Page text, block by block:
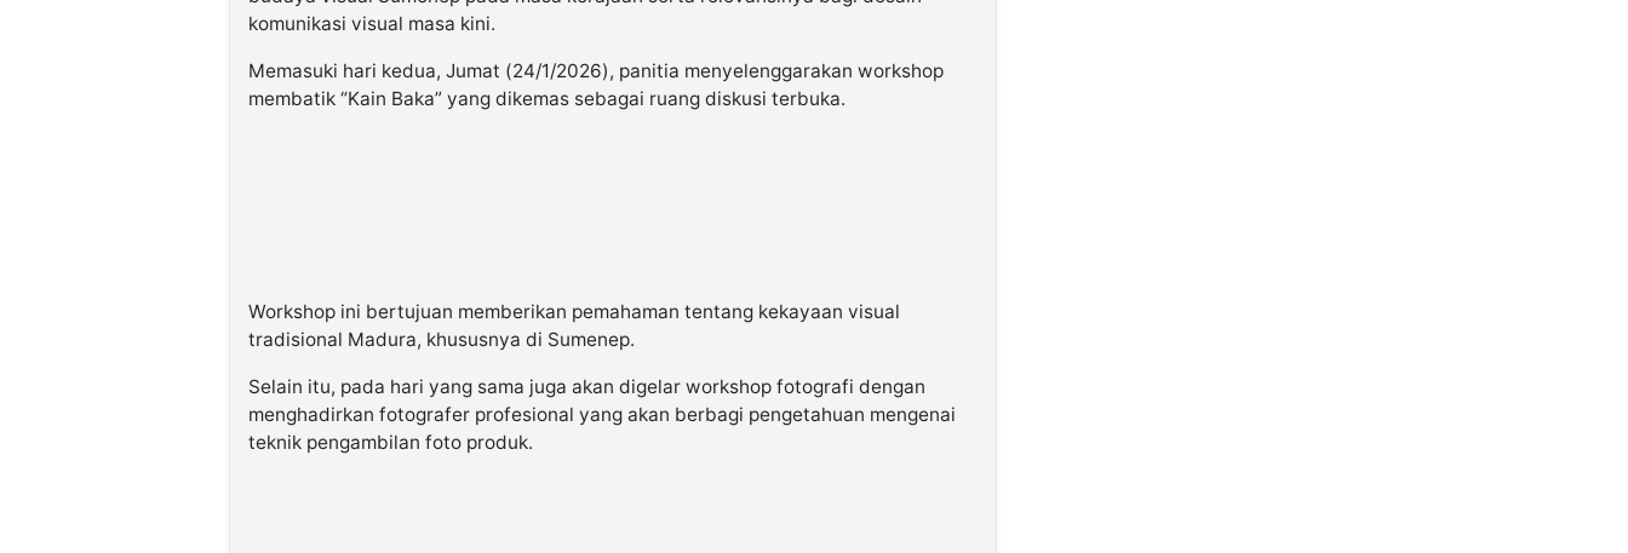
komunikasi visual masa kini.
Memasuki hari kedua, Jumat (24/1/2026), panitia menyelenggarakan workshop
membatik “Kain Baka” yang dikemas sebagai ruang diskusi terbuka.
Workshop ini bertujuan memberikan pemahaman tentang kekayaan visual
tradisional Madura, khususnya di Sumenep.
Selain itu, pada hari yang sama juga akan digelar workshop fotografi dengan
menghadirkan fotografer profesional yang akan berbagi pengetahuan mengenai
teknik pengambilan foto produk.